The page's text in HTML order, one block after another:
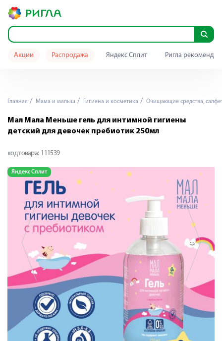
Акции Распродажа Яндекс Сплит Ригла
Главная Мама и малыш Гигиена и косметика Очищающие средства,
Мал Мала Меньше гель для интимной гигиены
детский для девочек пребиотик 250мл
код товара: 111539
Яндекс Сплит